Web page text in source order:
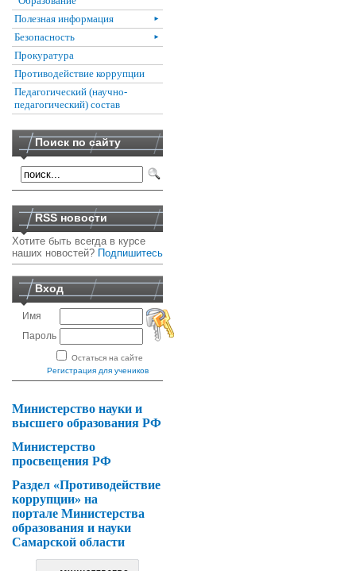
Полезная информация ►
Безопасность ►
Прокуратура
Противодействие коррупции
Педагогический (научно-
педагогический) состав
Поиск по сайту
RSS новости
Хотите быть всегда в курсе
наших новостей? Подпишитесь
Вход
Имя
Пароль
Остаться на сайте
Регистрация для учеников
Министерство науки и
высшего образования РФ
Министерство
просвещения РФ
Раздел «Противодействие
коррупции» на
портале Министерства
образования и науки
Самарской области